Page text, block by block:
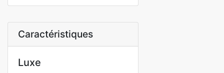
Caractéristiques
Luxe